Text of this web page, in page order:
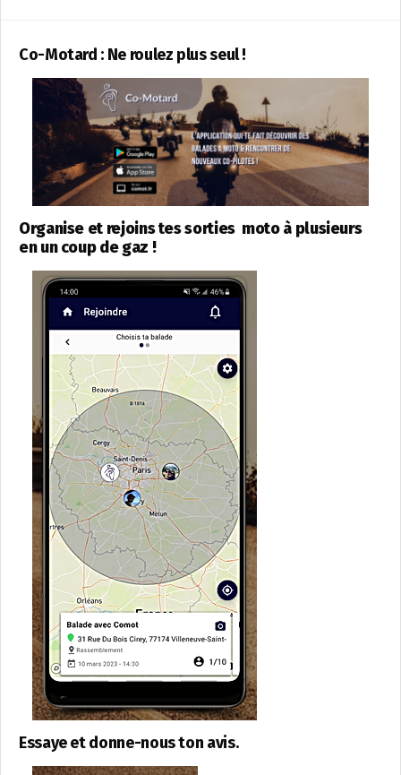
Co-Motard : Ne roulez plus seul !
Organise et rejoins tes sorties moto à plusieurs
en un coup de gaz !
Essaye et donne-nous ton avis.